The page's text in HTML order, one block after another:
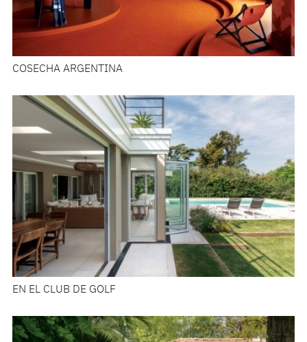
COSECHA ARGENTINA
EN EL CLUB DE GOLF